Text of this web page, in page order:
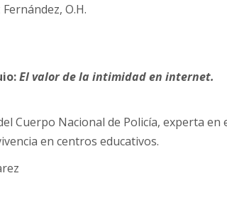
O.H.
El valor de la intimidad en internet.
Cuerpo Nacional de Policía, experta en
en centros educativos.